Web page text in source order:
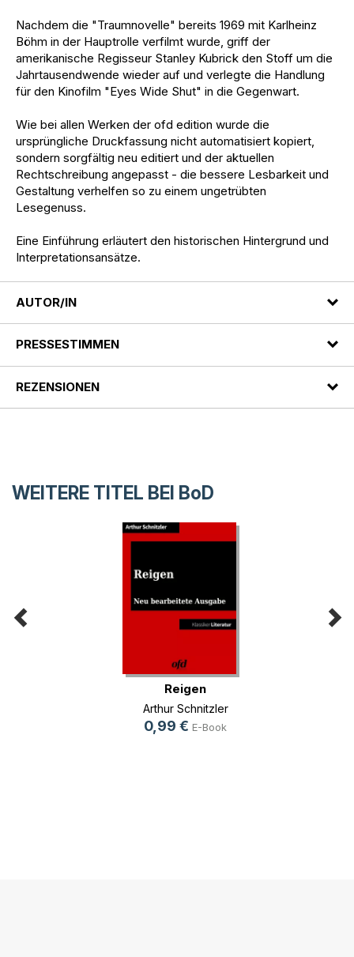
Nachdem die "Traumnovelle" bereits 1969 mit Karlheinz
Böhm in der Hauptrolle verfilmt wurde, griff der
amerikanische Regisseur Stanley Kubrick den Stoff um die
Jahrtausendwende wieder auf und verlegte die Handlung
für den Kinofilm "Eyes Wide Shut" in die Gegenwart.
Wie bei allen Werken der ofd edition wurde die
ursprüngliche Druckfassung nicht automatisiert kopiert,
sondern sorgfältig neu editiert und der aktuellen
Rechtschreibung angepasst - die bessere Lesbarkeit und
Gestaltung verhelfen so zu einem ungetrübten
Lesegenuss.
Eine Einführung erläutert den historischen Hintergrund und
Interpretationsansätze.
AUTOR/IN
PRESSESTIMMEN
REZENSIONEN
WEITERE TITEL BEI BoD
Reigen
Arthur Schnitzler
0,99 € E-Book